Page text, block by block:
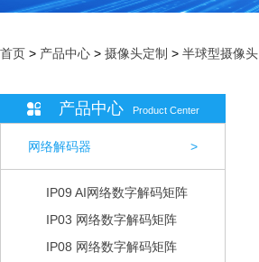
首页 > 产品中心 > 摄像头定制 > 半球型摄像头
产品中心 Product Center
网络解码器 >
IP09 AI网络数字解码矩阵
IP03 网络数字解码矩阵
IP08 网络数字解码矩阵